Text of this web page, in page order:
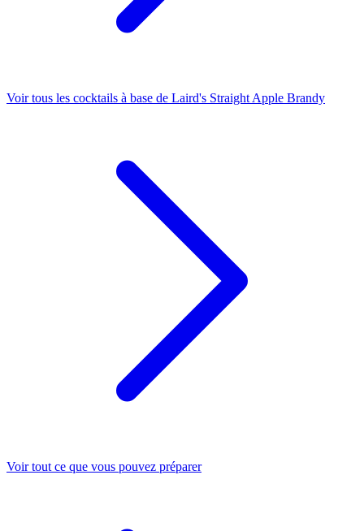
Voir tous les cocktails à base de Laird's Straight Apple Brandy
Voir tout ce que vous pouvez préparer